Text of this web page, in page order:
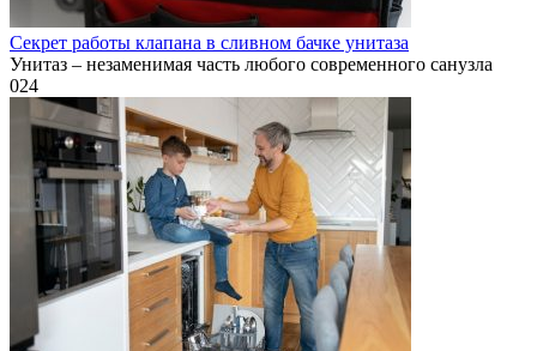
Секрет работы клапана в сливном бачке унитаза
Унитаз – незаменимая часть любого современного санузла
024